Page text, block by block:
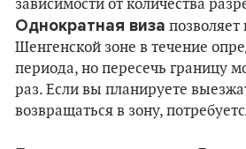
зависимости от количества
Однократная виза позволяет
Шенгенской зоне в течение
периода, но пересечь границу
раз. Если вы планируете
возвращаться в зону,